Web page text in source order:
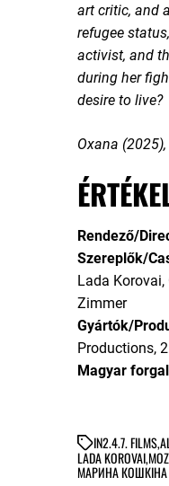
art critic, and
refugee
activist, and
during her
desire to live?
Oxana
Rendező/
Szereplők/
Lada Korovai,
Zimmer
Gyártók/
Productions,
Magyar
IN2.4.7. FILMS,
LADA KOROVAI,
МАРИНА КОШКІНА